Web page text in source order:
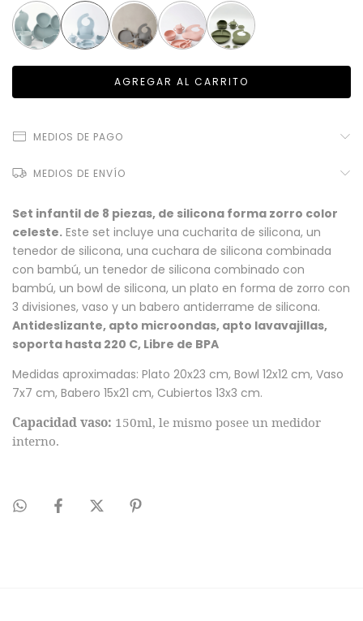
MEDIOS DE PAGO
MEDIOS DE ENVÍO
Set infantil de 8 piezas, de silicona forma zorro color
celeste. Este set incluye una cucharita de silicona, un
tenedor de silicona, una cuchara de silicona combinada
con bambú, un tenedor de silicona combinado con
bambú, un bowl de silicona, un plato en forma de zorro con
3 divisiones, vaso y un babero antiderrame de silicona.
Antideslizante, apto microondas, apto lavavajillas,
soporta hasta 220 C, Libre de BPA
Medidas aproximadas: Plato 20x23 cm, Bowl 12x12 cm, Vaso
7x7 cm, Babero 15x21 cm, Cubiertos 13x3 cm.
Capacidad vaso: 150ml, le mismo posee un medidor
interno.